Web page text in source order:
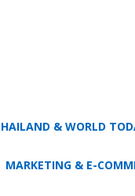
& WORLD
MARKETING & E-